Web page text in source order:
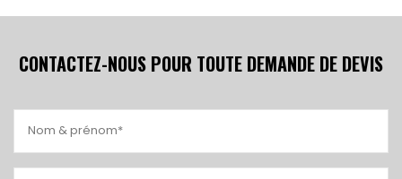
CONTACTEZ-NOUS POUR TOUTE DEMANDE DE DEVIS